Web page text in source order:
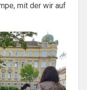
mit der wir auf